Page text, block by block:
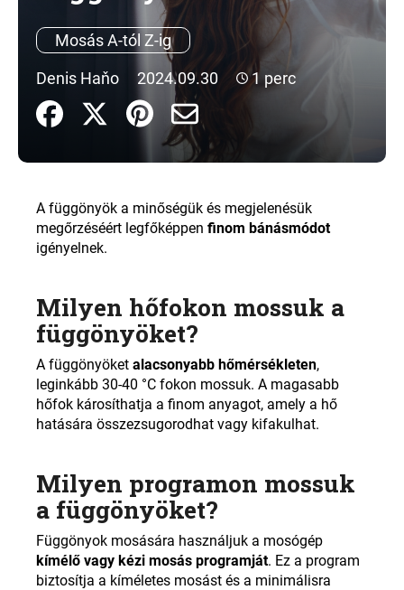
Mosás A-tól Z-ig
Denis Haňo
2024.09.30 1 perc
A függönyök a minőségük és megjelenésük
megőrzéséért legfőképpen finom bánásmódot
igényelnek.
Milyen hőfokon mossuk a
függönyöket?
A függönyöket alacsonyabb hőmérsékleten,
leginkább 30-40 °C fokon mossuk. A magasabb
hőfok károsíthatja a finom anyagot, amely a hő
hatására összezsugorodhat vagy kifakulhat.
Milyen programon mossuk
a függönyöket?
Függönyok mosására használjuk a mosógép
kímélő vagy kézi mosás programját. Ez a program
biztosítja a kíméletes mosást és a minimálisra
j